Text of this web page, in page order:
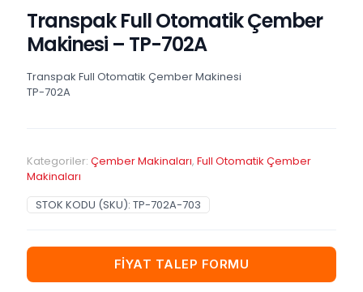
Transpak Full Otomatik Çember
Makinesi – TP-702A
Transpak Full Otomatik Çember Makinesi
TP-702A
Kategoriler: Çember Makinaları, Full Otomatik Çember
Makinaları
STOK KODU (SKU): TP-702A-703
FİYAT TALEP FORMU